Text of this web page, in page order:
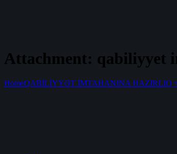
Attachment: qabiliyyet
HomeQABİLİYYƏT İMTAHANINA HAZIRLIQ